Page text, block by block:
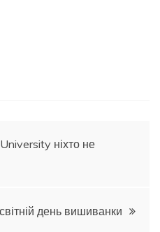
ніхто не
день вишиванки